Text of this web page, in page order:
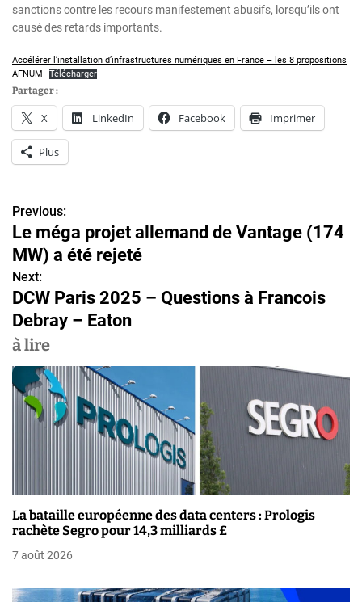
sanctions contre les recours manifestement abusifs, lorsqu’ils ont
causé des retards importants.
Accélérer l’installation d’infrastructures numériques en France – les 8 propositions
AFNUM
Télécharger
Partager :
X LinkedIn Facebook Imprimer
Plus
N
a
v
i
g
a
n
d
e
l
Previous:
Le méga projet allemand de Vantage (174
MW) a été rejeté
Next:
DCW Paris 2025 – Questions à Francois
Debray – Eaton
à lire
La bataille européenne des data centers : Prologis
rachète Segro pour 14,3 milliards £
7 août 2026